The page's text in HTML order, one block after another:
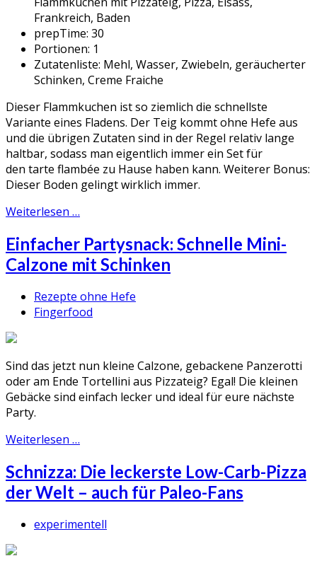
Frankreich, Baden
prepTime: 30
Portionen: 1
Zutatenliste: Mehl, Wasser, Zwiebeln, geräucherter
Schinken, Creme Fraiche
Dieser Flammkuchen ist so ziemlich die schnellste
Variante eines Fladens. Der Teig kommt ohne Hefe aus
und die übrigen Zutaten sind in der Regel relativ lange
haltbar, sodass man eigentlich immer ein Set für
den tarte flambée zu Hause haben kann. Weiterer Bonus:
Dieser Boden gelingt wirklich immer.
Weiterlesen …
Einfacher Partysnack: Schnelle Mini-
Calzone mit Schinken
Rezepte ohne Hefe
Fingerfood
Sind das jetzt nun kleine Calzone, gebackene Panzerotti
oder am Ende Tortellini aus Pizzateig? Egal! Die kleinen
Gebäcke sind einfach lecker und ideal für eure nächste
Party.
Weiterlesen …
Schnizza: Die leckerste Low-Carb-Pizza
der Welt – auch für Paleo-Fans
experimentell